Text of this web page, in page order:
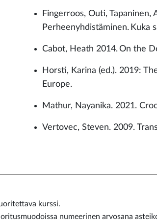
Fingerroos, Outi, Tapaninen,
Perheenyhdistäminen. Kuka
Cabot, Heath 2014. On the
Horsti, Karina (ed.). 2019:
Europe.
Mathur, Nayanika. 2021.
Vertovec, Steven. 2009.
kurssi.
numeerinen arvosana